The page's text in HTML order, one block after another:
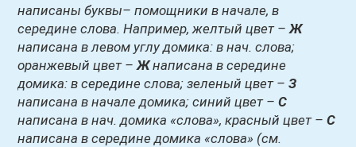
написаны буквы– помощники в начале, в
середине слова. Например, желтый цвет –Ж
написана в левом углу домика: в нач. слова;
оранжевый цвет –Жнаписана в середине
домика: в середине слова; зеленый цвет –З
написана в начале домика; синий цвет –С
написана в нач. домика «слова», красный цвет –С
написана в середине домика «слова» (см.